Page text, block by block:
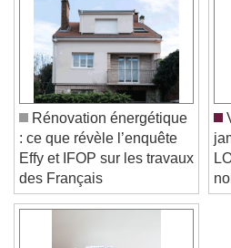
Rénovation énergétique
: ce que révèle l’enquête
Effy et IFOP sur les travaux
des Français